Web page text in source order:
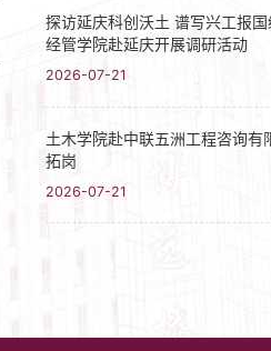
探访延庆科创沃土 谱写兴工报
经管学院赴延庆开展调研活动
2026-07-21
土木学院赴中联五洲工程咨询有
拓岗
2026-07-21